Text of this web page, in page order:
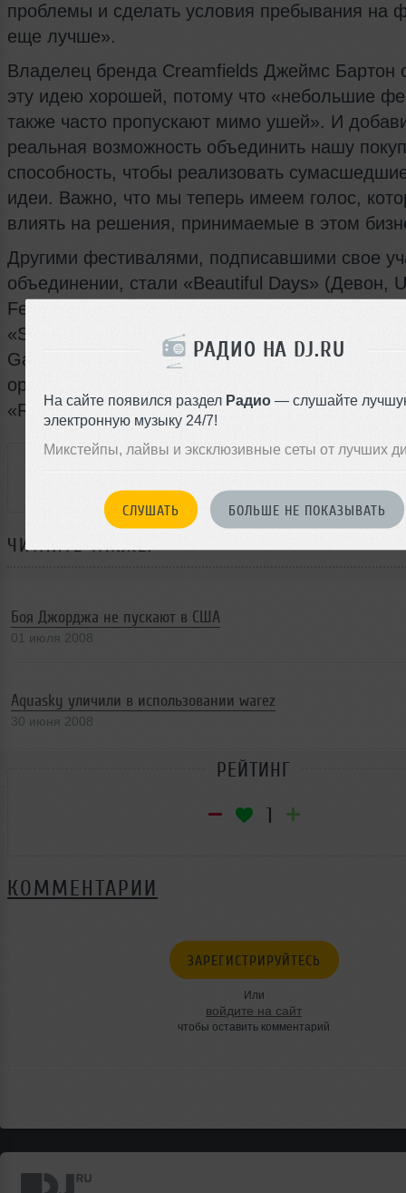
РАДИО НА DJ.RU
На сайте появился раздел Радио — слушайте
электронную музыку 24/7!
Микстейпы, лайвы и эксклюзивные сеты от лучших
СЛУШАТЬ БОЛЬШЕ НЕ ПОКАЗЫВАТЬ
проблемы и сделать условия пребывания на
еще лучше».
Владелец бренда Creamfields Джеймс Бартон
эту идею хорошей, потому что «небольшие
также часто пропускают мимо ушей». И
реальная возможность объединить нашу
способность, чтобы реализовать
идеи. Важно, что мы теперь имеем голос,
влиять на решения, принимаемые в этом
Другими фестивалями, подписавшими свое
объединении, стали «Beautiful Days» (Девон,
Festival» (Челтнем, UK) и «Glade» (Беркшир).
«Summer Sundae», ирландский «Electric
Garden Party» вовлечены в данную акцию,
организаторы лондонского «Field Day» и
«Rock Ness».
РАССКАЖИ ДРУЗЬЯМ
ЧИТАЙТЕ ТАКЖЕ:
Боя Джорджа не пускают в США
01 июля 2008
Aquasky уличили в использовании warez
30 июня 2008
РЕЙТИНГ
1
КОММЕНТАРИИ
ЗАРЕГИСТРИРУЙТЕСЬ
Или
войдите на сайт
чтобы оставить комментарий